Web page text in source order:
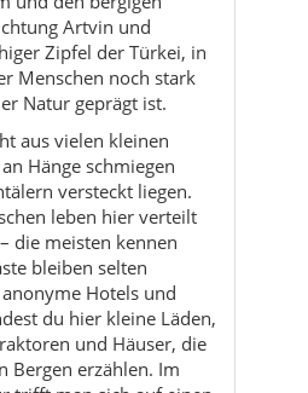
aus vielen kleinen
Hänge schmiegen
versteckt liegen.
leben hier verteilt
die meisten kennen
bleiben selten
Hotels und
du hier kleine Läden,
und Häuser, die
Bergen erzählen. Im
trifft man sich auf einen
Besorgungen
hinaus in die
der Kreis dreht sich hier
als in der Großstadt.